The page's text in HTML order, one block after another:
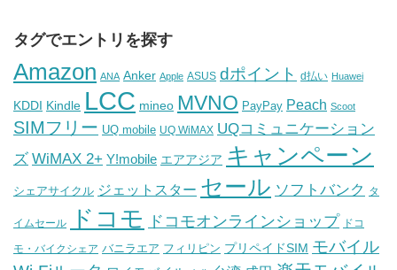
タグでエントリを探す
Amazon ANA Anker Apple ASUS dポイント d払い Huawei
KDDI Kindle LCC mineo MVNO PayPay Peach Scoot
SIMフリー UQ mobile UQ WiMAX UQコミュニケーション
ズ WiMAX 2+ Y!mobile エアアジア キャンペーン
シェアサイクル ジェットスター セール ソフトバンク タ
イムセール ドコモ ドコモオンラインショップ ドコ
モ・バイクシェア バニラエア フィリピン プリペイドSIM モバイル